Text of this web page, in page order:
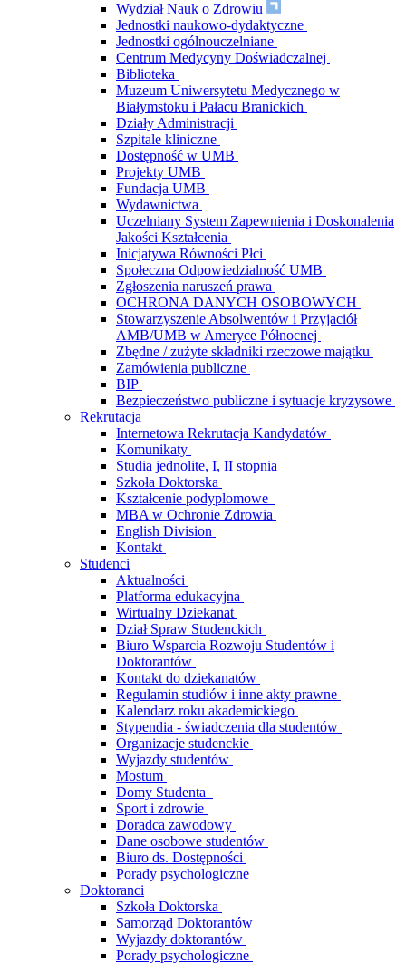
Wydział Nauk o Zdrowiu
Jednostki naukowo-dydaktyczne
Jednostki ogólnouczelniane
Centrum Medycyny Doświadczalnej
Biblioteka
Muzeum Uniwersytetu Medycznego w
Białymstoku i Pałacu Branickich
Działy Administracji
Szpitale kliniczne
Dostępność w UMB
Projekty UMB
Fundacja UMB
Wydawnictwa
Uczelniany System Zapewnienia i Doskonalenia
Jakości Kształcenia
Inicjatywa Równości Płci
Społeczna Odpowiedzialność UMB
Zgłoszenia naruszeń prawa
OCHRONA DANYCH OSOBOWYCH
Stowarzyszenie Absolwentów i Przyjaciół
AMB/UMB w Ameryce Północnej
Zbędne / zużyte składniki rzeczowe majątku
Zamówienia publiczne
BIP
Bezpieczeństwo publiczne i sytuacje kryzysowe
Rekrutacja
Internetowa Rekrutacja Kandydatów
Komunikaty
Studia jednolite, I, II stopnia
Szkoła Doktorska
Kształcenie podyplomowe
MBA w Ochronie Zdrowia
English Division
Kontakt
Studenci
Aktualności
Platforma edukacyjna
Wirtualny Dziekanat
Dział Spraw Studenckich
Biuro Wsparcia Rozwoju Studentów i
Doktorantów
Kontakt do dziekanatów
Regulamin studiów i inne akty prawne
Kalendarz roku akademickiego
Stypendia - świadczenia dla studentów
Organizacje studenckie
Wyjazdy studentów
Mostum
Domy Studenta
Sport i zdrowie
Doradca zawodowy
Dane osobowe studentów
Biuro ds. Dostępności
Porady psychologiczne
Doktoranci
Szkoła Doktorska
Samorząd Doktorantów
Wyjazdy doktorantów
Porady psychologiczne